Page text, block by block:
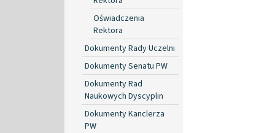
Oświadczenia
Rektora
Dokumenty Rady Uczelni
Dokumenty Senatu PW
Dokumenty Rad
Naukowych Dyscyplin
Dokumenty Kanclerza
PW